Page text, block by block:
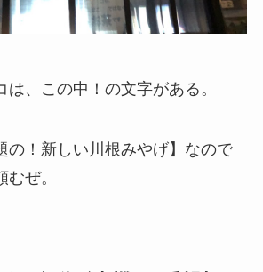
、この中！の文字がある。
の！新しい川根みやげ】なので
ぜ。